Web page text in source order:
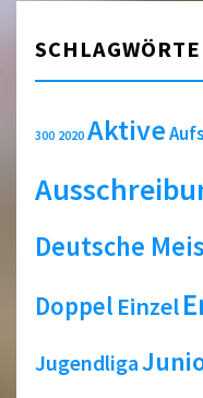
300 2020 Aktive
Deutsche
Doppel Einzel
Jugendliga